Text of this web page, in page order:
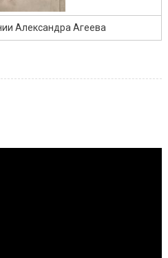
Александра Агеева